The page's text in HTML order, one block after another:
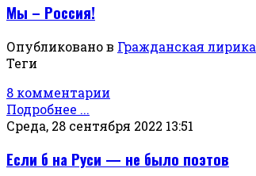
Мы – Россия!
Опубликовано в Гражданская лирика
Теги
8 комментарии
Подробнее ...
Среда, 28 сентября 2022 13:51
Если б на Руси — не было поэтов